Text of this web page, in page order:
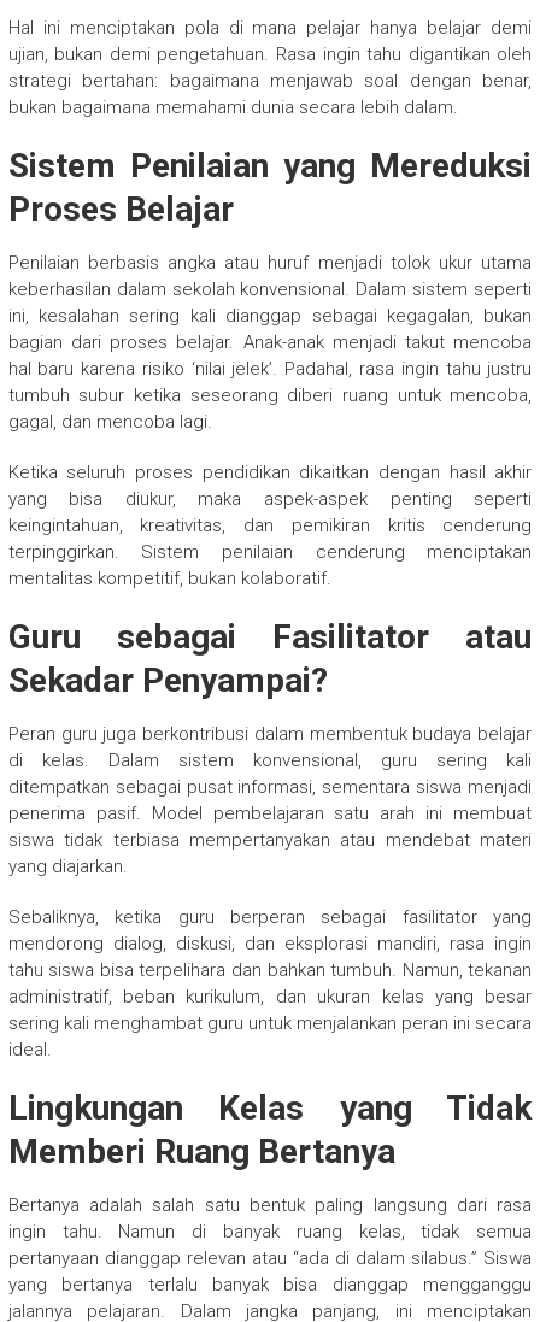
Hal ini menciptakan pola di mana pelajar hanya belajar demi
ujian, bukan demi pengetahuan. Rasa ingin tahu digantikan oleh
strategi bertahan: bagaimana menjawab soal dengan benar,
bukan bagaimana memahami dunia secara lebih dalam.
Sistem Penilaian yang Mereduksi
Proses Belajar
Penilaian berbasis angka atau huruf menjadi tolok ukur utama
keberhasilan dalam sekolah konvensional. Dalam sistem seperti
ini, kesalahan sering kali dianggap sebagai kegagalan, bukan
bagian dari proses belajar. Anak-anak menjadi takut mencoba
hal baru karena risiko ‘nilai jelek’. Padahal, rasa ingin tahu justru
tumbuh subur ketika seseorang diberi ruang untuk mencoba,
gagal, dan mencoba lagi.
Ketika seluruh proses pendidikan dikaitkan dengan hasil akhir
yang bisa diukur, maka aspek-aspek penting seperti
keingintahuan, kreativitas, dan pemikiran kritis cenderung
terpinggirkan. Sistem penilaian cenderung menciptakan
mentalitas kompetitif, bukan kolaboratif.
Guru sebagai Fasilitator atau
Sekadar Penyampai?
Peran guru juga berkontribusi dalam membentuk budaya belajar
di kelas. Dalam sistem konvensional, guru sering kali
ditempatkan sebagai pusat informasi, sementara siswa menjadi
penerima pasif. Model pembelajaran satu arah ini membuat
siswa tidak terbiasa mempertanyakan atau mendebat materi
yang diajarkan.
Sebaliknya, ketika guru berperan sebagai fasilitator yang
mendorong dialog, diskusi, dan eksplorasi mandiri, rasa ingin
tahu siswa bisa terpelihara dan bahkan tumbuh. Namun, tekanan
administratif, beban kurikulum, dan ukuran kelas yang besar
sering kali menghambat guru untuk menjalankan peran ini secara
ideal.
Lingkungan Kelas yang Tidak
Memberi Ruang Bertanya
Bertanya adalah salah satu bentuk paling langsung dari rasa
ingin tahu. Namun di banyak ruang kelas, tidak semua
pertanyaan dianggap relevan atau “ada di dalam silabus.” Siswa
yang bertanya terlalu banyak bisa dianggap mengganggu
jalannya pelajaran. Dalam jangka panjang, ini menciptakan